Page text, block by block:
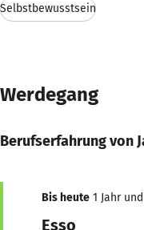
Selbstbewusstsein
Werdegang
Berufserfahrung von
Bis heute 1 Jahr
Esso